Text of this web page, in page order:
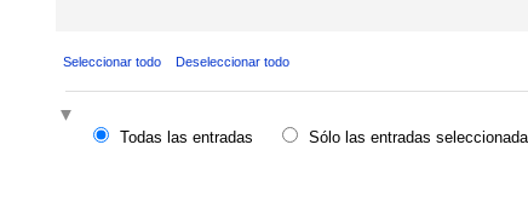
Seleccionar todo Deseleccionar todo
Todas las entradas
Sólo las entradas